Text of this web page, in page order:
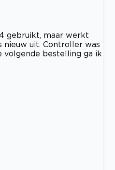
gebruikt, maar werkt
nieuw uit. Controller was
bestelling ga ik